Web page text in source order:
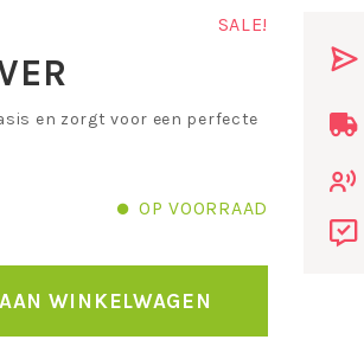
SALE!
en zorgt voor een perfecte
OP VOORRAAD
WINKELWAGEN